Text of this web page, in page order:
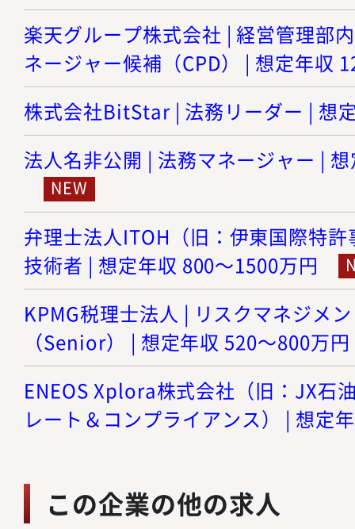
楽天グループ株式会社 | 経営管理部
ネージャー候補（CPD） | 想定年収
株式会社BitStar | 法務リーダー | 想
法人名非公開 | 法務マネージャー |
弁理士法人ITOH（旧：伊東国際特
技術者 | 想定年収 800～1500万円
KPMG税理士法人 | リスクマネジメ
（Senior） | 想定年収 520～800万円
ENEOS Xplora株式会社（旧：JX石
レート＆コンプライアンス） | 想定
この企業の他の求人